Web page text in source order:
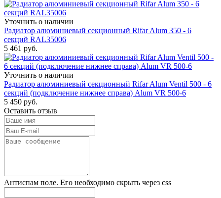
Уточнить о наличии
Радиатор алюминиевый секционный Rifar Alum 350 - 6
секций RAL35006
5 461 руб.
Уточнить о наличии
Радиатор алюминиевый секционный Rifar Alum Ventil 500 - 6
секций (подключение нижнее справа) Alum VR 500-6
5 450 руб.
Оставить отзыв
Антиспам поле. Его необходимо скрыть через css